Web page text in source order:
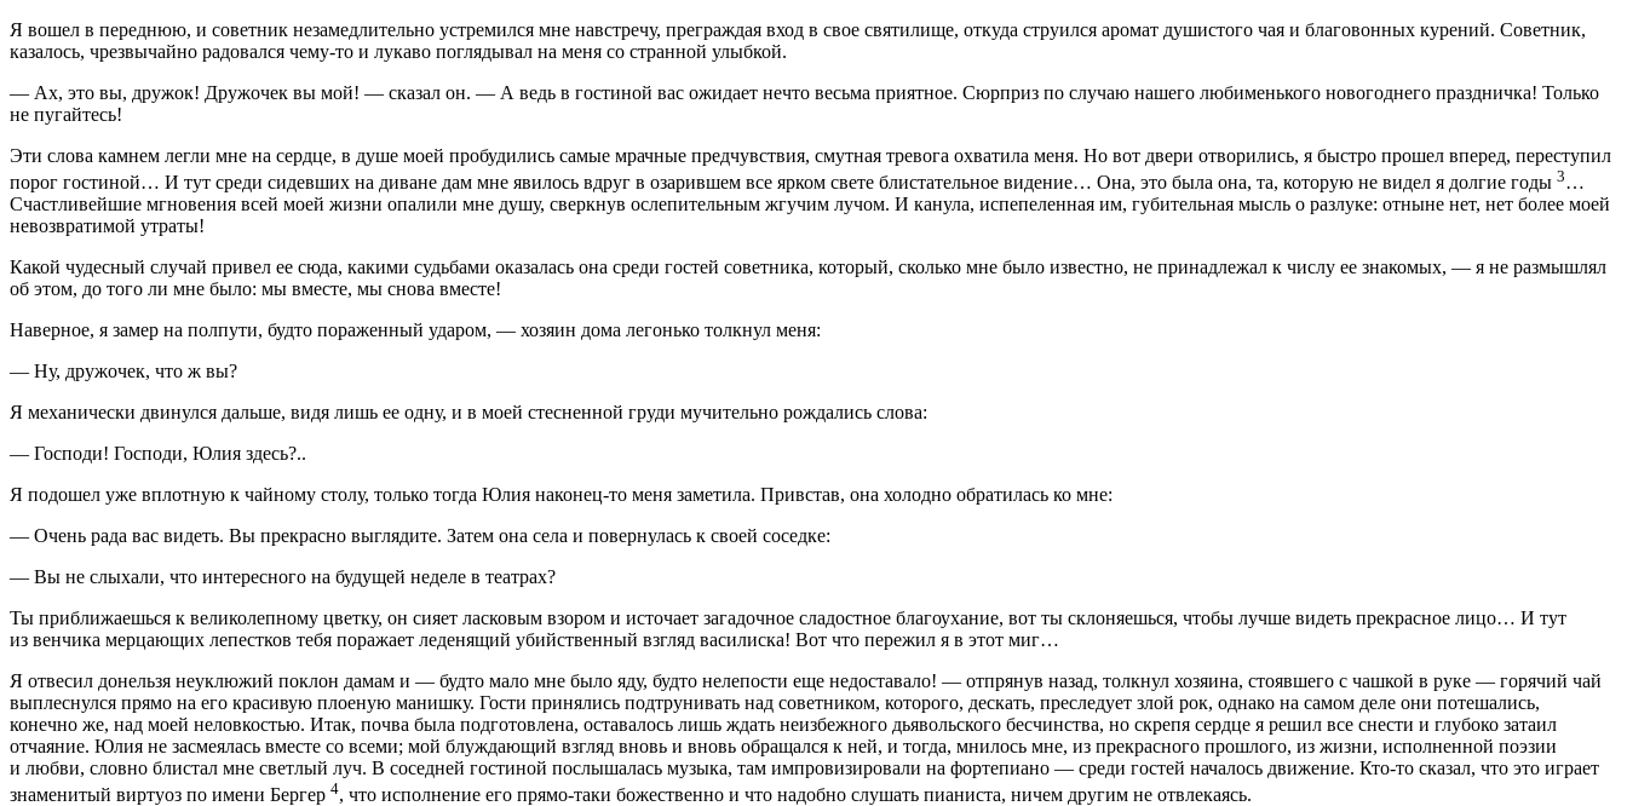
Я вошел в переднюю, и советник незамедлительно устремился мне навстречу, преграждая вход в свое святилище, откуда струился аромат душистого чая и благовонных курений. Советник,
казалось, чрезвычайно радовался чему-то и лукаво поглядывал на меня со странной улыбкой.
— Ах, это вы, дружок! Дружочек вы мой! — сказал он. — А ведь в гостиной вас ожидает нечто весьма приятное. Сюрприз по случаю нашего любименького новогоднего праздничка! Только
не пугайтесь!
Эти слова камнем легли мне на сердце, в душе моей пробудились самые мрачные предчувствия, смутная тревога охватила меня. Но вот двери отворились, я быстро прошел вперед, переступил
порог гостиной… И тут среди сидевших на диване дам мне явилось вдруг в озарившем все ярком свете блистательное видение… Она, это была она, та, которую не видел я долгие годы 3…
Счастливейшие мгновения всей моей жизни опалили мне душу, сверкнув ослепительным жгучим лучом. И канула, испепеленная им, губительная мысль о разлуке: отныне нет, нет более моей
невозвратимой утраты!
Какой чудесный случай привел ее сюда, какими судьбами оказалась она среди гостей советника, который, сколько мне было известно, не принадлежал к числу ее знакомых, — я не размышлял
об этом, до того ли мне было: мы вместе, мы снова вместе!
Наверное, я замер на полпути, будто пораженный ударом, — хозяин дома легонько толкнул меня:
— Ну, дружочек, что ж вы?
Я механически двинулся дальше, видя лишь ее одну, и в моей стесненной груди мучительно рождались слова:
— Господи! Господи, Юлия здесь?..
Я подошел уже вплотную к чайному столу, только тогда Юлия наконец-то меня заметила. Привстав, она холодно обратилась ко мне:
— Очень рада вас видеть. Вы прекрасно выглядите. Затем она села и повернулась к своей соседке:
— Вы не слыхали, что интересного на будущей неделе в театрах?
Ты приближаешься к великолепному цветку, он сияет ласковым взором и источает загадочное сладостное благоухание, вот ты склоняешься, чтобы лучше видеть прекрасное лицо… И тут
из венчика мерцающих лепестков тебя поражает леденящий убийственный взгляд василиска! Вот что пережил я в этот миг…
Я отвесил донельзя неуклюжий поклон дамам и — будто мало мне было яду, будто нелепости еще недоставало! — отпрянув назад, толкнул хозяина, стоявшего с чашкой в руке — горячий чай
выплеснулся прямо на его красивую плоеную манишку. Гости принялись подтрунивать над советником, которого, дескать, преследует злой рок, однако на самом деле они потешались,
конечно же, над моей неловкостью. Итак, почва была подготовлена, оставалось лишь ждать неизбежного дьявольского бесчинства, но скрепя сердце я решил все снести и глубоко затаил
отчаяние. Юлия не засмеялась вместе со всеми; мой блуждающий взгляд вновь и вновь обращался к ней, и тогда, мнилось мне, из прекрасного прошлого, из жизни, исполненной поэзии
и любви, словно блистал мне светлый луч. В соседней гостиной послышалась музыка, там импровизировали на фортепиано — среди гостей началось движение. Кто-то сказал, что это играет
знаменитый виртуоз по имени Бергер 4, что исполнение его прямо-таки божественно и что надобно слушать пианиста, ничем другим не отвлекаясь.